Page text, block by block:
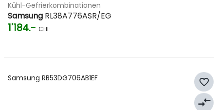
Kühl-Gefrierkombinationen
Samsung RL38A776ASR/EG
1'184.- CHF
Samsung RB53DG706AB1EF favorite_border
compare_arrows